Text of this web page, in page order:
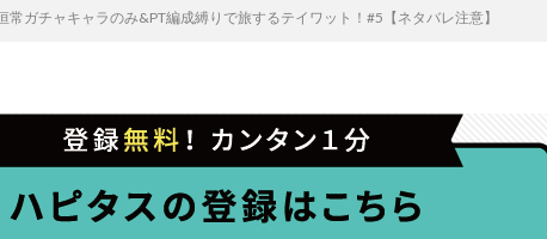
常ガチャキャラのみ&PT編成縛りで旅するテイワット！#5【ネタバレ注意】